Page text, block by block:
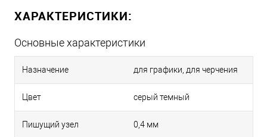
ХАРАКТЕРИСТИКИ:
Основные характеристики
Назначение для графики, для черчения
Цвет серый темный
Пишущий узел 0,4 мм